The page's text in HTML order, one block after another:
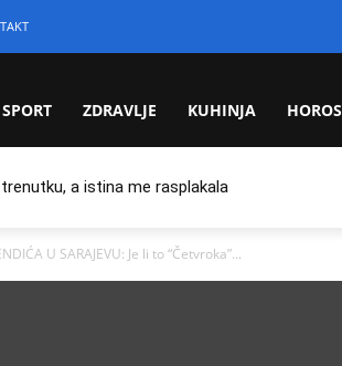
SPORT ZDRAVLJE KUHINJA
a istina me rasplakala
U SARAJEVU: Je li to “Četvroka”...